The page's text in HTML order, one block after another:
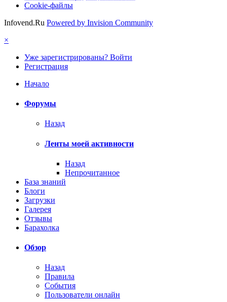
Cookie-файлы
Infovend.Ru Powered by Invision Community
×
Уже зарегистрированы? Войти
Регистрация
Начало
Форумы
Назад
Ленты моей активности
Назад
Непрочитанное
База знаний
Блоги
Загрузки
Галерея
Отзывы
Барахолка
Обзор
Назад
Правила
События
Пользователи онлайн